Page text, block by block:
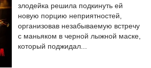
злодейка решила подкинуть ей
новую порцию неприятностей,
организовав незабываемую встречу
с маньяком в черной лыжной маске,
который поджидал...